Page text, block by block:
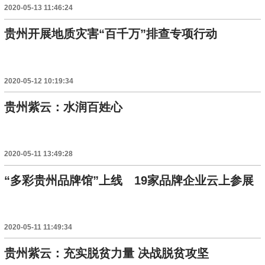
2020-05-13 11:46:24
贵州开展地质灾害“百千万”排查专项行动
2020-05-12 10:19:34
贵州紫云：水润百姓心
2020-05-11 13:49:28
“多彩贵州品牌馆”上线 19家品牌企业云上参展
2020-05-11 11:49:34
贵州紫云：充实脱贫力量 决战脱贫攻坚